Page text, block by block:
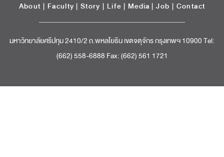
About | Faculty | Story | Life | Media |Job | Contact
มหาวิทยาลัยศรีปทุม 2410/2 ถ.พหลโยธิน เขตจตุจักร กรุงเทพฯ 10900 Tel:
(662) 558-6888 Fax: (662) 561 1721